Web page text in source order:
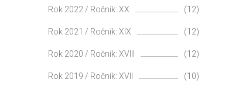
Rok 2022 / Ročník: XX (12)
Rok 2021 / Ročník: XIX (12)
Rok 2020 / Ročník: XVIII (12)
Rok 2019 / Ročník: XVII (10)